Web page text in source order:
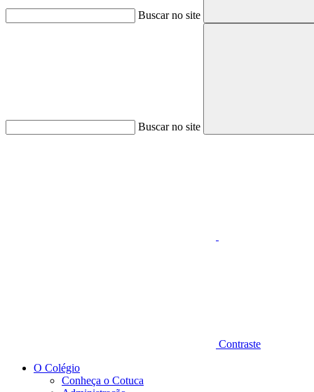
Buscar no site
Buscar no site
Contraste
O Colégio
Conheça o Cotuca